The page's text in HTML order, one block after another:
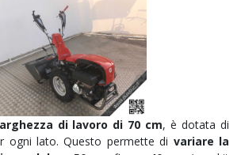
di lavoro di 70 cm, è dotata di
ogni lato. Questo permette di variare la